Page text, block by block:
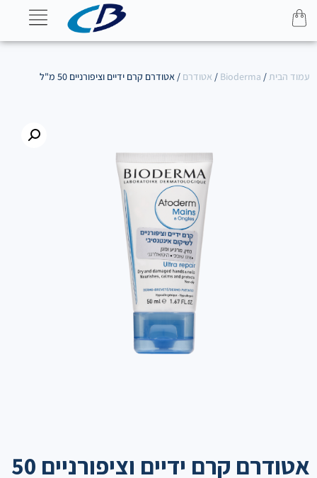
עמוד הבית/
Bioderma
/ אטודרם / אטודרם קרם ידיים וציפורניים 50 מ"ל
אטודרם קרם ידיים וציפורניים 50